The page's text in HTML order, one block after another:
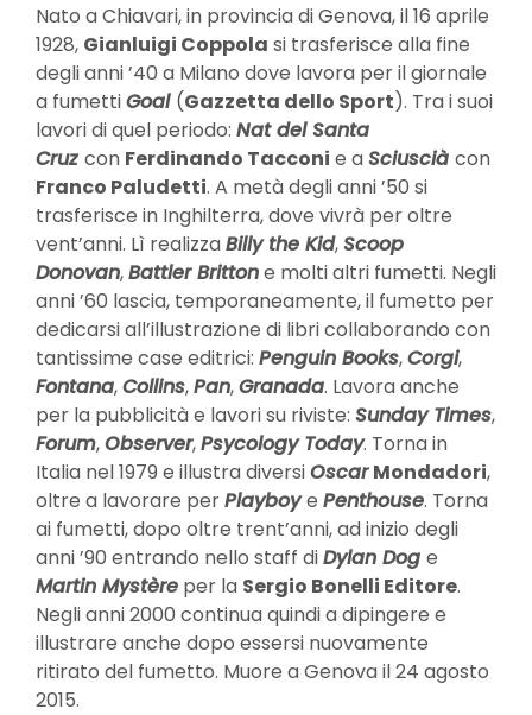
Nato a Chiavari, in provincia di Genova, il 16 aprile
1928, Gianluigi Coppola si trasferisce alla fine
degli anni ’40 a Milano dove lavora per il giornale
a fumettiGoal (Gazzetta dello Sport). Tra i suoi
lavori di quel periodo: Nat del Santa
Cruz con Ferdinando Tacconi e aSciuscià con
Franco Paludetti. A metà degli anni ’50 si
trasferisce in Inghilterra, dove vivrà per oltre
vent’anni. Lì realizzaBilly the Kid,Scoop
Donovan,Battler Brittone molti altri fumetti. Negli
anni ’60 lascia, temporaneamente, il fumetto per
dedicarsi all’illustrazione di libri collaborando con
tantissime case editrici: Penguin Books,Corgi,
Fontana,Collins,Pan,Granada. Lavora anche
per la pubblicità e lavori su riviste: Sunday Times,
Forum,Observer,Psycology Today. Torna in
Italia nel 1979 e illustra diversiOscar Mondadori,
oltre a lavorare perPlayboy e Penthouse. Torna
ai fumetti, dopo oltre trent’anni, ad inizio degli
anni ’90 entrando nello staff diDylan Dog e
Martin Mystère per la Sergio Bonelli Editore.
Negli anni 2000 continua quindi a dipingere e
illustrare anche dopo essersi nuovamente
ritirato del fumetto. Muore a Genova il 24 agosto
2015.